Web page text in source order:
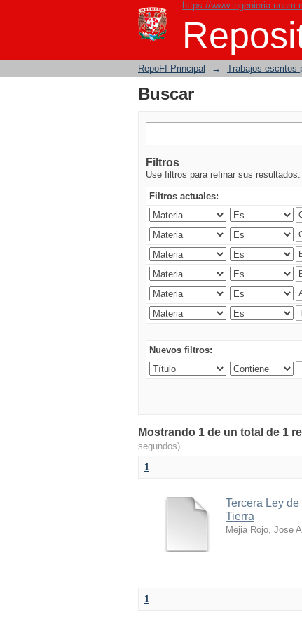
https://
Buscar
RepoFI Principal → Trabajos escritos
Buscar
Filtros
Use filtros para refinar sus resultados.
Filtros actuales:
Nuevos filtros:
Mostrando 1 de un total de 1
segundos)
1
Tercera Ley
Tierra
Mejia Rojo, Jose
1